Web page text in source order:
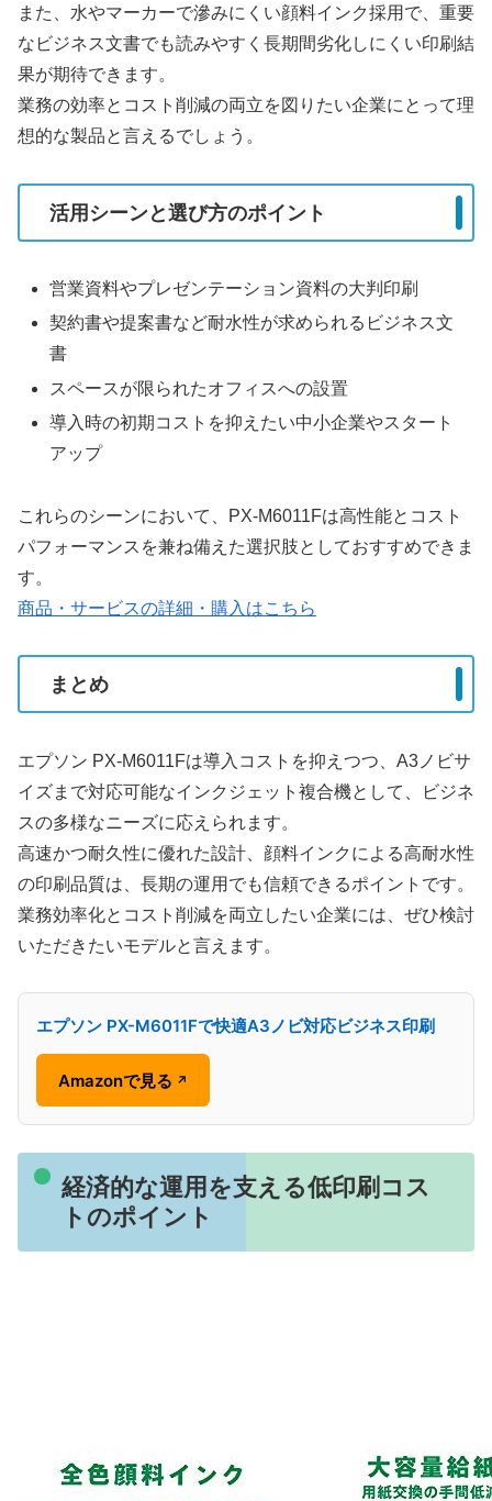
また、水やマーカーで滲みにくい顔料インク採用で、重要
なビジネス文書でも読みやすく長期間劣化しにくい印刷結
果が期待できます。
業務の効率とコスト削減の両立を図りたい企業にとって理
想的な製品と言えるでしょう。
活用シーンと選び方のポイント
営業資料やプレゼンテーション資料の大判印刷
契約書や提案書など耐水性が求められるビジネス文
書
スペースが限られたオフィスへの設置
導入時の初期コストを抑えたい中小企業やスタート
アップ
これらのシーンにおいて、PX-M6011Fは高性能とコスト
パフォーマンスを兼ね備えた選択肢としておすすめできま
す。
商品・サービスの詳細・購入はこちら
まとめ
エプソン PX-M6011Fは導入コストを抑えつつ、A3ノビサ
イズまで対応可能なインクジェット複合機として、ビジネ
スの多様なニーズに応えられます。
高速かつ耐久性に優れた設計、顔料インクによる高耐水性
の印刷品質は、長期の運用でも信頼できるポイントです。
業務効率化とコスト削減を両立したい企業には、ぜひ検討
いただきたいモデルと言えます。
エプソン PX-M6011Fで快適A3ノビ対応ビジネス印刷
Amazonで見る ↗
経済的な運用を支える低印刷コス
トのポイント